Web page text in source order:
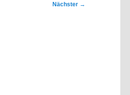
Nächster →